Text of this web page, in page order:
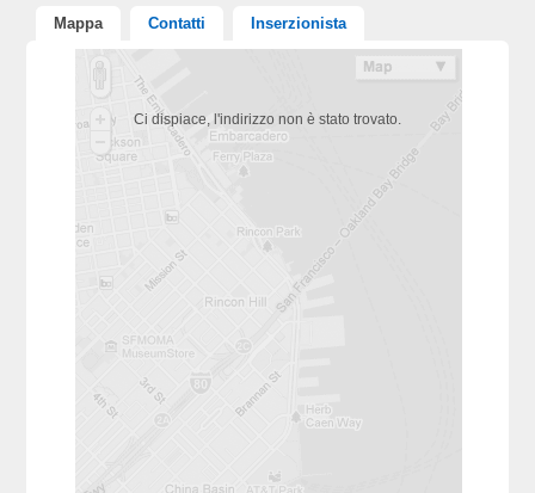
Mappa Contatti Inserzionista
Ci dispiace, l'indirizzo non è stato trovato.